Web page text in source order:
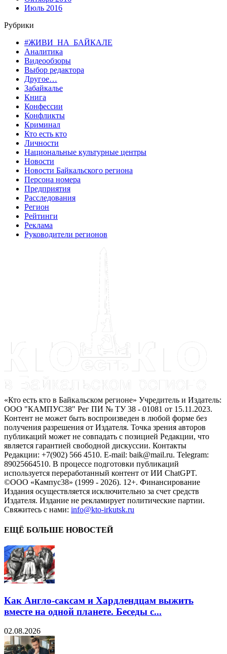
Июль 2016
Рубрики
#ЖИВИ_НА_БАЙКАЛЕ
Аналитика
Видеообзоры
Выбор редактора
Другое…
Забайкалье
Книга
Конфессии
Конфликты
Криминал
Кто есть кто
Личности
Национальные культурные центры
Новости
Новости Байкальского региона
Персона номера
Предприятия
Расследования
Регион
Рейтинги
Реклама
Руководители регионов
«Кто есть кто в Байкальском регионе» Учредитель и Издатель:
ООО "КАМПУС38" Рег ПИ № ТУ 38 - 01081 от 15.11.2023.
Контент не может быть воспроизведен в любой форме без
получения разрешения от Издателя. Точка зрения авторов
публикаций может не совпадать с позицией Редакции, что
является гарантией свободной дискуссии. Контакты
Редакции: +7(902) 566 4510. E-mail: baik@mail.ru. Telegram:
89025664510. В процессе подготовки публикаций
используется переработанный контент от ИИ ChatGPT.
©ООО «Кампус38» (1999 - 2026). 12+. Финансирование
Издания осуществляется исключительно за счет средств
Издателя. Издание не рекламирует политические партии.
Свяжитесь с нами: info@kto-irkutsk.ru
ЕЩЁ БОЛЬШЕ НОВОСТЕЙ
Как Англо-саксам и Хардлендцам выжить
вместе на одной планете. Беседы с...
02.08.2026